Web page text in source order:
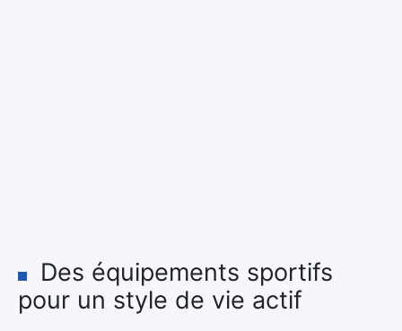
Des équipements sportifs
pour un style de vie actif